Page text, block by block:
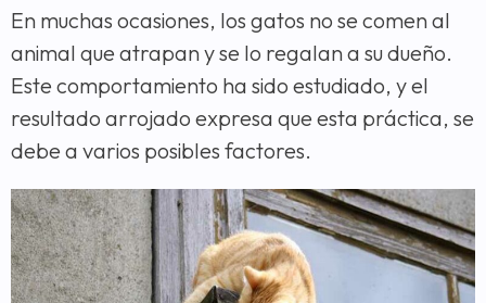
En muchas ocasiones, los gatos no se comen al
animal que atrapan y se lo regalan a su dueño.
Este comportamiento ha sido estudiado, y el
resultado arrojado expresa que esta práctica, se
debe a varios posibles factores.